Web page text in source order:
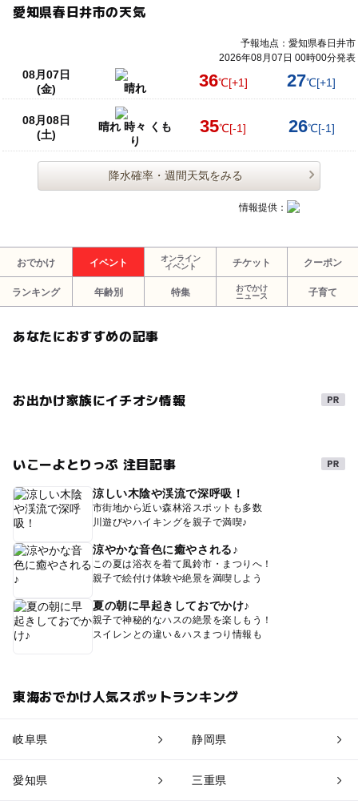
愛知県春日井市の天気
予報地点：愛知県春日井市
2026年08月07日 00時00分発表
08月07日
(金)
晴れ 36℃[+1] 27℃[+1]
08月08日
(土)
晴れ 時々 くも
り
35℃[-1] 26℃[-1]
降水確率・週間天気をみる
情報提供：
おでかけ イベント
オンライン
イベント
チケット クーポン
ランキング 年齢別 特集
おでかけ
ニュース
子育て
あなたにおすすめの記事
お出かけ家族にイチオシ情報
いこーよとりっぷ 注目記事
涼しい木陰や渓流で深呼吸！
市街地から近い森林浴スポットも多数
川遊びやハイキングを親子で満喫♪
涼やかな音色に癒やされる♪
この夏は浴衣を着て風鈴市・まつりへ！
親子で絵付け体験や絶景を満喫しよう
夏の朝に早起きしておでかけ♪
親子で神秘的なハスの絶景を楽しもう！
スイレンとの違い＆ハスまつり情報も
東海おでかけ人気スポットランキング
岐阜県 静岡県
愛知県 三重県